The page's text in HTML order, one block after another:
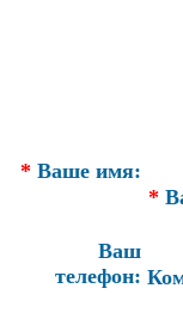
* Ваше имя:
*
Ваш
телефон: